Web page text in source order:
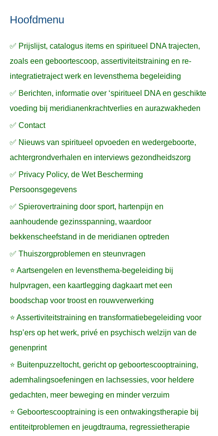
na
r
:
Hoofdmenu
✅ Prijslijst, catalogus items en spiritueel DNA trajecten,
zoals een geboortescoop, assertiviteitstraining en re-
integratietraject werk en levensthema begeleiding
✅ Berichten, informatie over ‘spiritueel DNA en geschikte
voeding bij meridianenkrachtverlies en aurazwakheden
✅ Contact
✅ Nieuws van spiritueel opvoeden en wedergeboorte,
achtergrondverhalen en interviews gezondheidszorg
✅ Privacy Policy, de Wet Bescherming
Persoonsgegevens
✅ Spierovertraining door sport, hartenpijn en
aanhoudende gezinsspanning, waardoor
bekkenscheefstand in de meridianen optreden
✅ Thuiszorgproblemen en steunvragen
⭐ Aartsengelen en levensthema-begeleiding bij
hulpvragen, een kaartlegging dagkaart met een
boodschap voor troost en rouwverwerking
⭐ Assertiviteitstraining en transformatiebegeleiding voor
hsp’ers op het werk, privé en psychisch welzijn van de
genenprint
⭐ Buitenpuzzeltocht, gericht op geboortescooptraining,
ademhalingsoefeningen en lachsessies, voor heldere
gedachten, meer beweging en minder verzuim
⭐ Geboortescooptraining is een ontwakingstherapie bij
entiteitproblemen en jeugdtrauma, regressietherapie
n